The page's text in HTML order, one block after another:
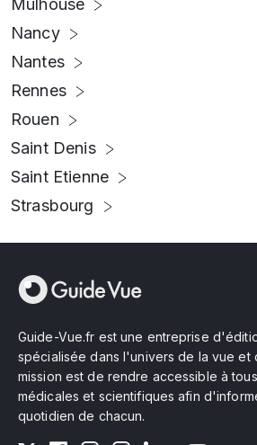
Mulhouse
Nancy
Nantes
Rennes
Rouen
Saint Denis
Saint Etienne
Strasbourg
Guide-Vue.fr est une entreprise
spécialisée dans l'univers de la vue et
mission est de rendre accessible à
médicales et scientifiques afin
quotidien de chacun.